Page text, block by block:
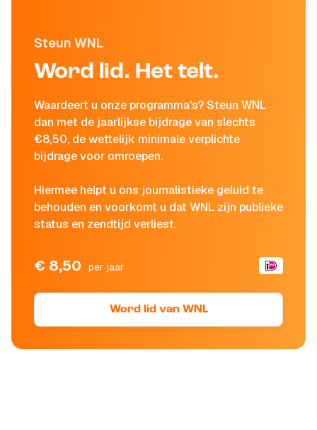
Steun WNL
Word lid. Het telt.
Waardeert u onze programma's? Steun WNL
dan met de jaarlijkse bijdrage van slechts
€8,50, de wettelijk minimale verplichte
bijdrage voor omroepen.
Hiermee helpt u ons journalistieke geluid te
behouden en voorkomt u dat WNL zijn publieke
status en zendtijd verliest.
€ 8,50 per jaar
Word lid van WNL